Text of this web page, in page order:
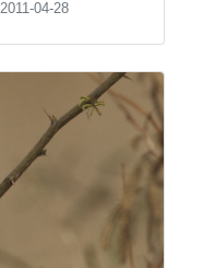
2011-04-28